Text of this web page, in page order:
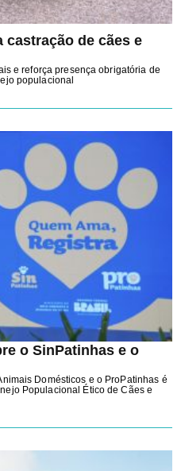
castração de cães e
e reforça presença obrigatória de
populacional
o SinPatinhas e o
Domésticos e o ProPatinhas é
Populacional Ético de Cães e